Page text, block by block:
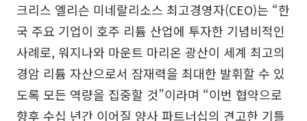
크리스 엘리슨 미네랄리소스 최고경영자(CEO)는 “한
국 주요 기업이 호주 리튬 산업에 투자한 기념비적인
사례로, 워지나와 마운트 마리온 광산이 세계 최고의
경암 리튬 자산으로서 잠재력을 최대한 발휘할 수 있
도록 모든 역량을 집중할 것”이라며 “이번 협약으로
향후 수십 년간 이어질 양사 파트너십의 견고한 기틀